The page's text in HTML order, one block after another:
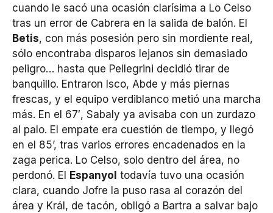
cuando le sacó una ocasión clarísima a Lo Celso
tras un error de Cabrera en la salida de balón. El
Betis, con más posesión pero sin mordiente real,
sólo encontraba disparos lejanos sin demasiado
peligro… hasta que Pellegrini decidió tirar de
banquillo. Entraron Isco, Abde y más piernas
frescas, y el equipo verdiblanco metió una marcha
más. En el 67′, Sabaly ya avisaba con un zurdazo
al palo. El empate era cuestión de tiempo, y llegó
en el 85’, tras varios errores encadenados en la
zaga perica. Lo Celso, solo dentro del área, no
perdonó. El
Espanyol todavía tuvo una ocasión
clara, cuando Jofre la puso rasa al corazón del
área y Král, de tacón, obligó a Bartra a salvar bajo